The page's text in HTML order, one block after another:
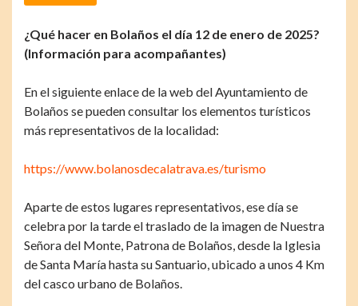
¿Qué hacer en Bolaños el día 12 de enero de 2025?
(Información para acompañantes)
En el siguiente enlace de la web del Ayuntamiento de
Bolaños se pueden consultar los elementos turísticos
más representativos de la localidad:
https://www.bolanosdecalatrava.es/turismo
Aparte de estos lugares representativos, ese día se
celebra por la tarde el traslado de la imagen de Nuestra
Señora del Monte, Patrona de Bolaños, desde la Iglesia
de Santa María hasta su Santuario, ubicado a unos 4 Km
del casco urbano de Bolaños.